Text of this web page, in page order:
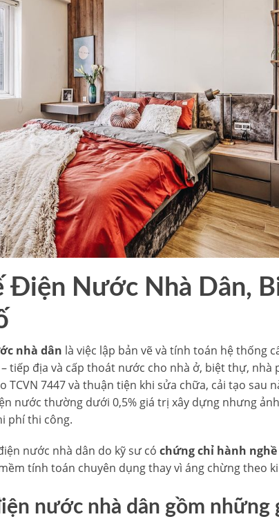
Điện Nước Nhà Dân,
nhà dân là việc lập bản vẽ và tính toán hệ thống
tiếp địa và cấp thoát nước cho nhà ở, biệt thự, nhà
TCVN 7447 và thuận tiện khi sửa chữa, cải tạo sau
nước thường dưới 0,5% giá trị xây dựng nhưng
phí thi công.
nước nhà dân do kỹ sư có chứng chỉ hành
tính toán chuyên dụng thay vì áng chừng theo
nước nhà dân gồm những